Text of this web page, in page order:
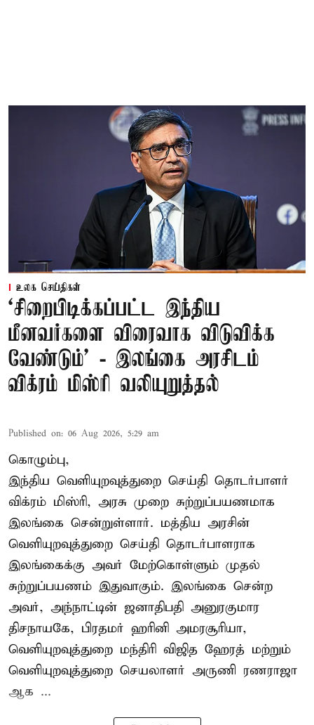
உலக செய்திகள்
‘சிறைபிடிக்கப்பட்ட இந்திய
மீனவர்களை விரைவாக விடுவிக்க
வேண்டும்' - இலங்கை அரசிடம்
விக்ரம் மிஸ்ரி வலியுறுத்தல்
Published on: 06 Aug 2026, 5:29 am
கொழும்பு,
இந்திய வெளியுறவுத்துறை செய்தி தொடர்பாளர்
விக்ரம் மிஸ்ரி, அரசு முறை சுற்றுப்பயணமாக
இலங்கை சென்றுள்ளார். மத்திய அரசின்
வெளியுறவுத்துறை செய்தி தொடர்பாளராக
இலங்கைக்கு அவர் மேற்கொள்ளும் முதல்
சுற்றுப்பயணம் இதுவாகும். இலங்கை சென்ற
அவர், அந்நாட்டின் ஜனாதிபதி அனுரகுமார
திசநாயகே, பிரதமர் ஹரினி அமரசூரியா,
வெளியுறவுத்துறை மந்திரி விஜித ஹேரத் மற்றும்
வெளியுறவுத்துறை செயலாளர் அருணி ரணராஜா
ஆக ...